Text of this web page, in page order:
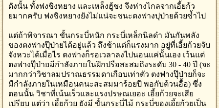
ดังนั้น ทั้งฟงชิงหยาง และเหล็งฮู้ชง จึงห่างไกลจากเอี้ยก้ว
ยมากครับ ฟงชิงหยางยังไม่แน่จะชนะตงฟางปุป่ายด้วยซ้ำไป
แต่ถ้าพิจารณา ขั้นกระบี่หนัก กระบี่เหล็กนิลดำ มันกันพลัง
ของตงฟางปุ๊ป่ายได้อยู่แล้ว ถึงช้าแต่ก็แรงมาก อยู่ที่เอี้ยก้วยจับ
จังหวะได้เมื่อไร ตงฟางก็รอเวลาลงไปนอนแค่นั้นเอง เว้นแต่
ตงฟางปุ๊ป่ายมีกำลังภายในฝึกปรือสะสมถึงระดับ 30 - 40 ปี (จะ
มากกว่าวิชาลมปราณธรรมดาเกือบเท่าตัว ตงฟางปุ๊ป่ายก็จะ
มีกำลังภายในเหมือนคนะสะสมมาร้อยปี พอกับต้วนอื้อ) ซึ่ง
ตอนนั้น วิชาที่เน้นเร็วและแรงปรษณเยอะ เอี้ยก้วยจะเสีย
เปรียบ แต่ว่า เอี้ยก้วย ยังมี ขั้นกระบี่ไม้ กระบี่ของเอี้ยก้วยเป็น